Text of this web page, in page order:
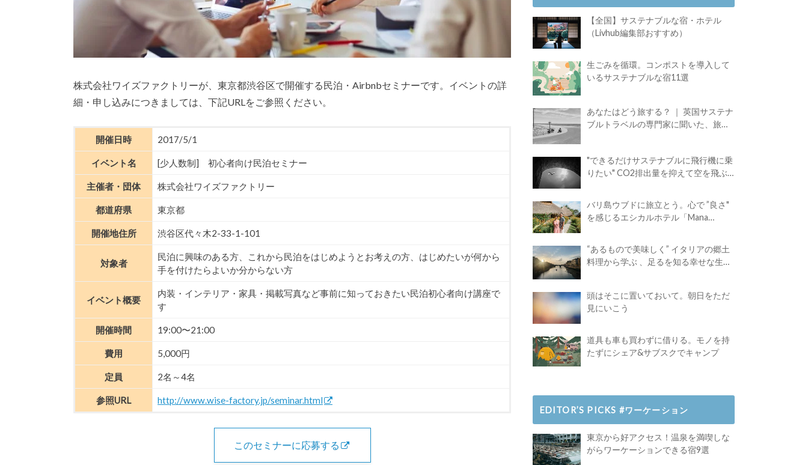
株式会社ワイズファクトリーが、東京都渋谷区で開催する民泊・Airbnbセミナーです。イベントの詳
細・申し込みにつきましては、下記URLをご参照ください。
開催日時 2017/5/1
イベント名 [少人数制] 初心者向け民泊セミナー
主催者・団体 株式会社ワイズファクトリー
都道府県 東京都
開催地住所 渋谷区代々木2-33-1-101
対象者
民泊に興味のある方、これから民泊をはじめようとお考えの方、はじめたいが何から
手を付けたらよいか分からない方
イベント概要
内装・インテリア・家具・掲載写真など事前に知っておきたい民泊初心者向け講座で
す
開催時間 19:00〜21:00
費用 5,000円
定員 2名～4名
参照URL http://www.wise-factory.jp/seminar.html
このセミナーに応募する
【全国】サステナブルな宿・ホテル
（Livhub編集部おすすめ）
生ごみを循環。コンポストを導入して
いるサステナブルな宿11選
あなたはどう旅する？ ｜ 英国サステナ
ブルトラベルの専門家に聞いた、旅の
"できるだけサステナブルに飛行機に乗
りたい" CO2排出量を抑えて空を飛ぶ
バリ島ウブドに旅立とう。心で ”良さ"
を感じるエシカルホテル「Mana
“あるもので美味しく” イタリアの郷土
料理から学ぶ 、足るを知る幸せな生き
頭はそこに置いておいて。朝日をただ
見にいこう
道具も車も買わずに借りる。モノを持
たずにシェア&サブスクでキャンプ
EDITOR’S PICKS #ワーケーション
東京から好アクセス！温泉を満喫しな
がらワーケーションできる宿9選